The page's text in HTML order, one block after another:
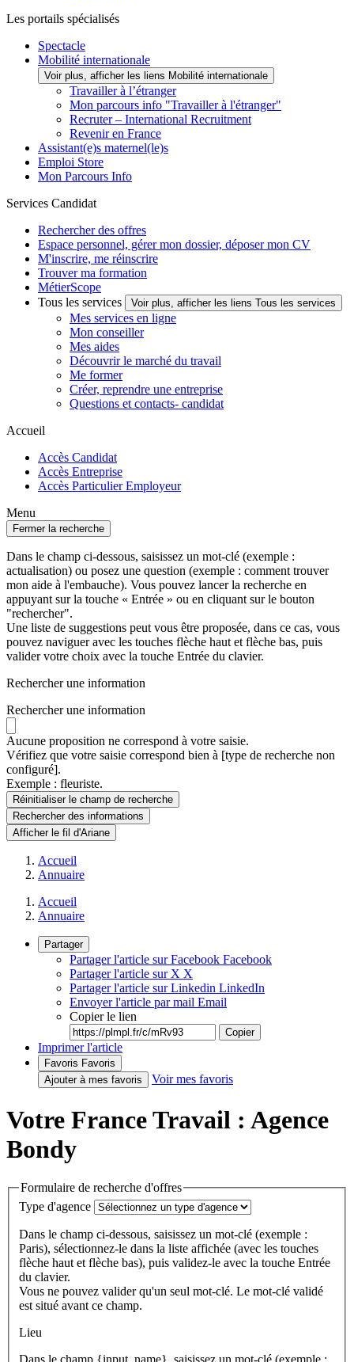
Les portails spécialisés
Spectacle
Mobilité internationale
Voir plus, afficher les liens Mobilité internationale
Travailler à l’étranger
Mon parcours info "Travailler à l'étranger"
Recruter – International Recruitment
Revenir en France
Assistant(e)s maternel(le)s
Emploi Store
Mon Parcours Info
Services Candidat
Rechercher des offres
Espace personnel, gérer mon dossier, déposer mon CV
M'inscrire, me réinscrire
Trouver ma formation
MétierScope
Tous les services
Voir plus, afficher les liens Tous les services
Mes services en ligne
Mon conseiller
Mes aides
Découvrir le marché du travail
Me former
Créer, reprendre une entreprise
Questions et contacts- candidat
Accueil
Accès Candidat
Accès Entreprise
Accès Particulier Employeur
Menu
Fermer la recherche
Dans le champ ci-dessous, saisissez un mot-clé (exemple :
actualisation) ou posez une question (exemple : comment trouver
mon aide à l'embauche). Vous pouvez lancer la recherche en
appuyant sur la touche « Entrée » ou en cliquant sur le bouton
"rechercher".
Une liste de suggestions peut vous être proposée, dans ce cas, vous
pouvez naviguer avec les touches flèche haut et flèche bas, puis
valider votre choix avec la touche Entrée du clavier.
Rechercher une information
Rechercher une information
Aucune proposition ne correspond à votre saisie.
Vérifiez que votre saisie correspond bien à [type de recherche non
configuré].
Exemple : fleuriste.
Réinitialiser le champ de recherche
Rechercherdes informations
Afficher le fil d'Ariane
Accueil
Annuaire
Accueil
Annuaire
Partager
Partager l'article sur Facebook Facebook
Partager l'article sur X X
Partager l'article sur Linkedin LinkedIn
Envoyer l'article par mail Email
Copier le lien
Copier
Imprimer l'article
Favoris Favoris
Ajouter à mes favoris
Voir mes favoris
Votre France Travail : Agence
Bondy
Formulaire de recherche d'offres
Type d'agence
Dans le champ ci-dessous, saisissez un mot-clé (exemple :
Paris), sélectionnez-le dans la liste affichée (avec les touches
flèche haut et flèche bas), puis validez-le avec la touche Entrée
du clavier.
Vous ne pouvez valider qu'un seul mot-clé. Le mot-clé validé
est situé avant ce champ.
Lieu
Dans le champ {input_name}, saisissez un mot-clé (exemple :